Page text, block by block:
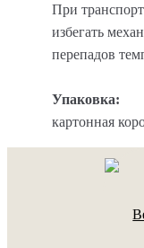
При
избегать
перепадов
Упаковка:
картонная